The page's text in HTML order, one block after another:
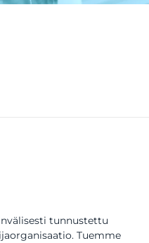
tunnustettu
Tuemme